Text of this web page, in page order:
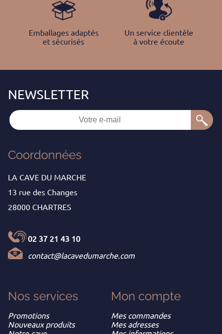
Emballages adaptés
et sécurisés
Un service clientèle
à votre écoute
Coordonnées
LA CAVE DU MARCHE
13 rue des Changes
28000 CHARTRES
02 37 21 43 10
contact@lacavedumarche.com
Nos services
Promotions
Nouveaux produits
Mon compte
Mes commandes
Mes adresses